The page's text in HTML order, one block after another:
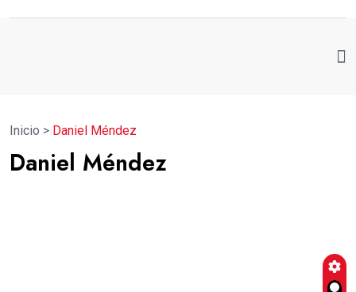
Inicio > Daniel Méndez
Daniel Méndez